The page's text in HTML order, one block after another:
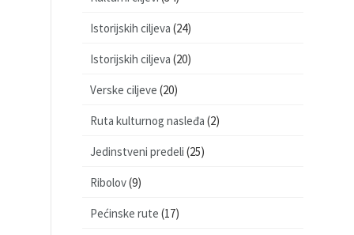
Istorijskih ciljeva (24)
Istorijskih ciljeva (20)
Verske ciljeve (20)
Ruta kulturnog nasleđa (2)
Jedinstveni predeli (25)
Ribolov(9)
Pećinske rute (17)